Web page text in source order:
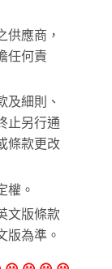
供應商，
任何責
及細則、
止另行通
條款更改
權。
文版條款
版為準。